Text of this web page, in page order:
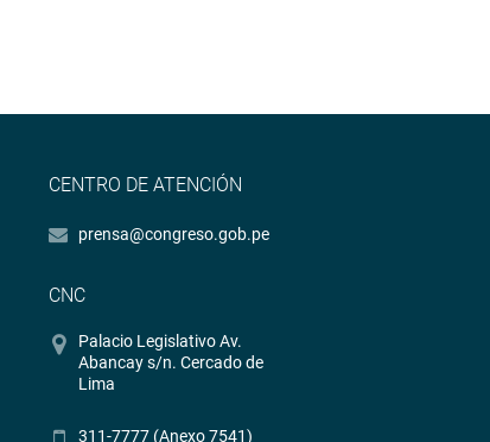
CENTRO DE ATENCIÓN
prensa@congreso.gob.pe
CNC
Palacio Legislativo Av.
Abancay s/n. Cercado de
Lima
311-7777 (Anexo 7541)